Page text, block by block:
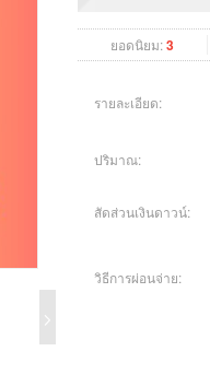
ยอดนิยม:3
รายละเอียด:
ปริมาณ:
สัดส่วนเงินดาวน์:
วิธีการผ่อนจ่าย: